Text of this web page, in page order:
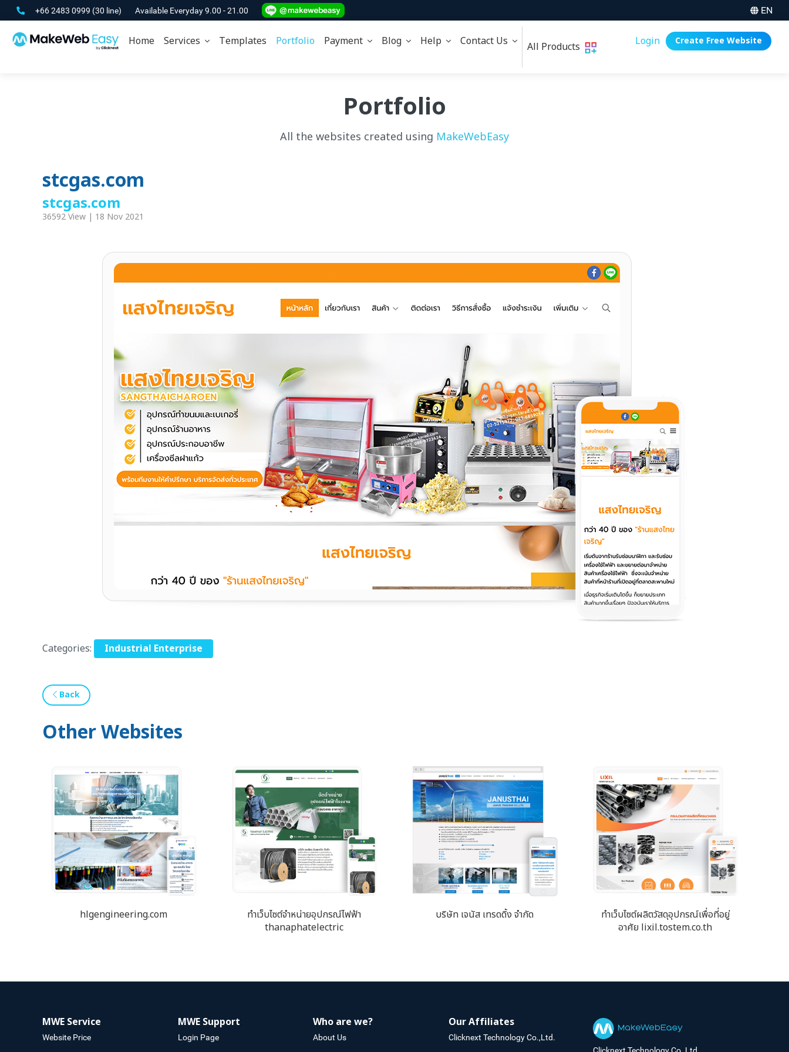
+66 2483 0999 (30 line) Available Everyday 9.00 - 21.00 EN
Home Services Templates Portfolio Payment Blog Help Contact Us All Products Login Create Free Website
Portfolio
All the websites created using MakeWebEasy
stcgas.com
stcgas.com
36592 View | 18 Nov 2021
Categories: Industrial Enterprise
Back
Other Websites
hlgengineering.com
ทำเว็บไซต์จำหน่ายอุปกรณ์ไฟฟ้า
thanaphatelectric
บริษัท เจนัส เทรดดิ้ง จำกัด
ทำเว็บไซต์ผลิตวัสดุอุปกรณ์เพื่อที่อยู่
อาศัย lixil.tostem.co.th
MWE Service
Website Price
MWE Support
Login Page
Who are we?
About Us
Our Affiliates
Clicknext Technology Co.,Ltd.
Clicknext Technology Co.,Ltd.